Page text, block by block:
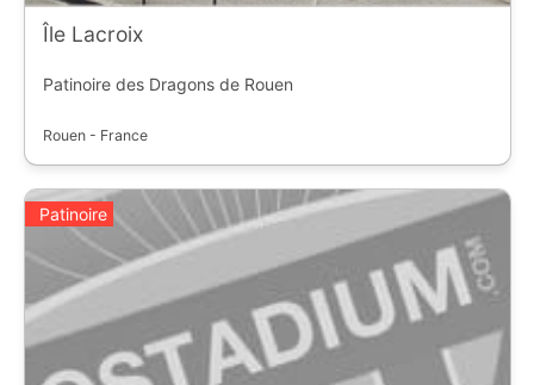
Île Lacroix
Patinoire des Dragons de Rouen
Rouen - France
Patinoire